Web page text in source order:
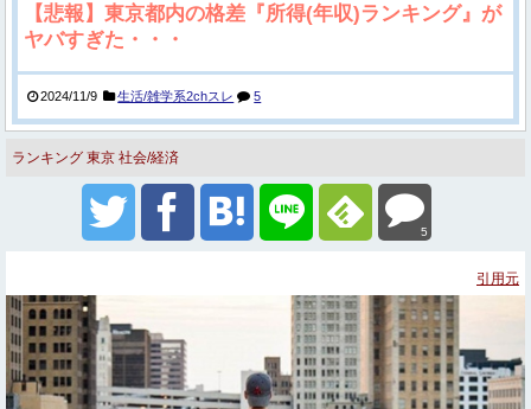
【悲報】東京都内の格差『所得(年収)ランキング』が
ヤバすぎた・・・
2024/11/9 生活/雑学系2chスレ 5
ランキング 東京 社会/経済
5
引用元